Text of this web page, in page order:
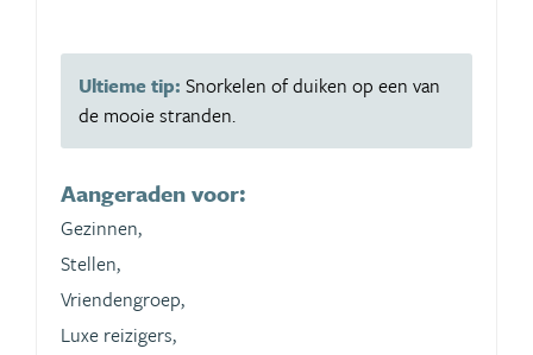
Ultieme tip: Snorkelen of duiken op een van
de mooie stranden.
Aangeraden voor:
Gezinnen,
Stellen,
Vriendengroep,
Luxe reizigers,